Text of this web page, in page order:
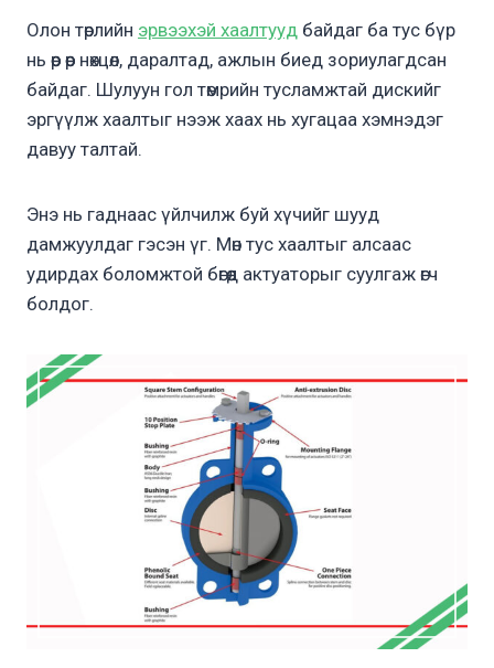
Олон төрлийн эрвээхэй хаалтууд байдаг ба тус бүр
нь өөр өөр нөхцөл, даралтад, ажлын биед зориулагдсан
байдаг. Шулуун гол төмрийн тусламжтай дискийг
эргүүлж хаалтыг нээж хаах нь хугацаа хэмнэдэг
давуу талтай.
Энэ нь гаднаас үйлчилж буй хүчийг шууд
дамжуулдаг гэсэн үг. Мөн тус хаалтыг алсаас
удирдах боломжтой бөгөөд актуаторыг суулгаж өгч
болдог.